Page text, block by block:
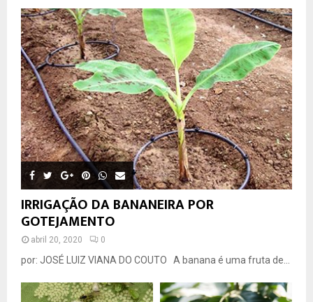
IRRIGAÇÃO DA BANANEIRA POR
GOTEJAMENTO
abril 20, 2020 0
por: JOSÉ LUIZ VIANA DO COUTO A banana é uma fruta de...